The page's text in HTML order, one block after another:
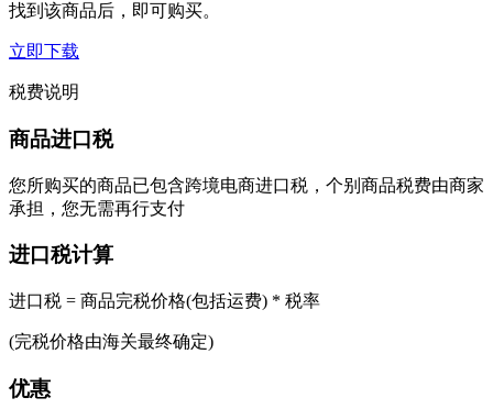
找到该商品后，即可购买。
立即下载
税费说明
商品进口税
您所购买的商品已包含跨境电商进口税，个别商品税费由商家
承担，您无需再行支付
进口税计算
进口税 = 商品完税价格(包括运费) * 税率
(完税价格由海关最终确定)
优惠